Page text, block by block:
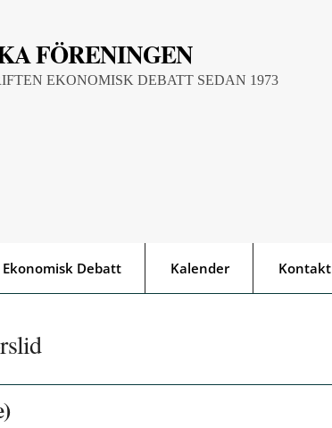
FÖRENINGEN
EKONOMISK DEBATT SEDAN 1973
Ekonomisk Debatt Kalender Kontakt